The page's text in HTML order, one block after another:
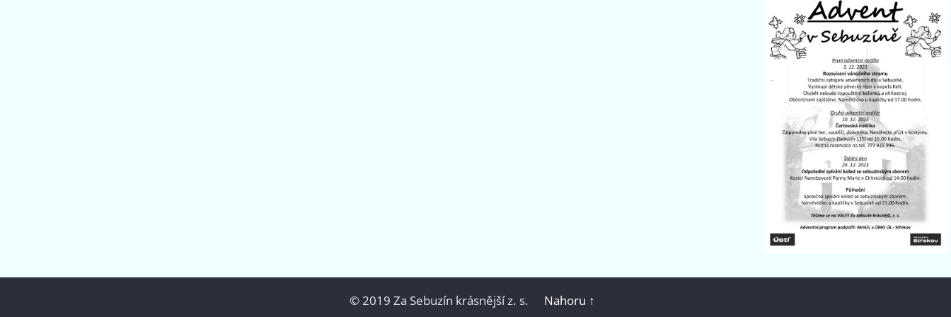
© 2019 Za Sebuzín krásnější z. s. Nahoru ↑